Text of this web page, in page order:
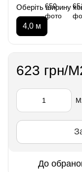
Оберіть ширину
4,0 м
623 грн/
До